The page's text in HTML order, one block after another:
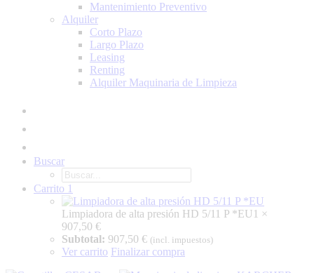
Mantenimiento Preventivo
Alquiler
Corto Plazo
Largo Plazo
Leasing
Renting
Alquiler Maquinaria de Limpieza
Buscar
Carrito 1
Limpiadora de alta presión HD 5/11 P *EU1 ×
907,50 €
Subtotal: 907,50 € (incl. impuestos)
Ver carrito Finalizar compra